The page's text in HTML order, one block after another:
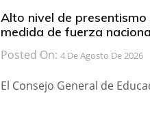
Alto nivel de
medida de fuerza
Posted On: 4 De Agosto De 2026
El Consejo General de